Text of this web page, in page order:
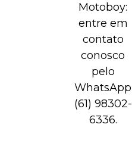
Motoboy:
entre em
contato
conosco
pelo
WhatsApp
(61) 98302-
6336.